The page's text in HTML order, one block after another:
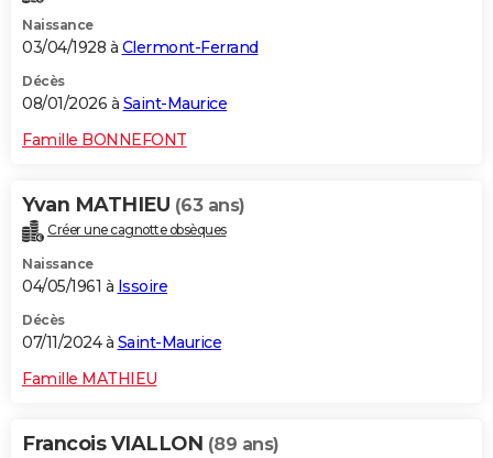
PROGRAMME TV
COPAINS D'AVANT
S'inscrire
Se connecter
Lycées
Collèges
Primaires
Universités
Entreprises
Service militaire
Avis de recherche
AVIS DE DÉCÈS
FORUM
Naissance
03/04/1928 à Clermont-Ferrand
Décès
08/01/2026 à Saint-Maurice
Famille BONNEFONT
Yvan MATHIEU (63 ans)
Créer une cagnotte obsèques
Naissance
04/05/1961 à Issoire
Décès
07/11/2024 à Saint-Maurice
Famille MATHIEU
Francois VIALLON (89 ans)